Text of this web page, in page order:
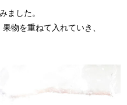
ました。
物を重ねて入れていき、